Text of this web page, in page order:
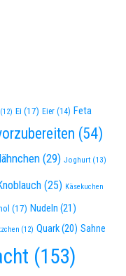
(12) Ei (17) Eier (14) Feta
(54)
(29) Joghurt (13)
(25) Käsekuchen
(17) Nudeln (21)
(12) Quark(20) Sahne
(153)